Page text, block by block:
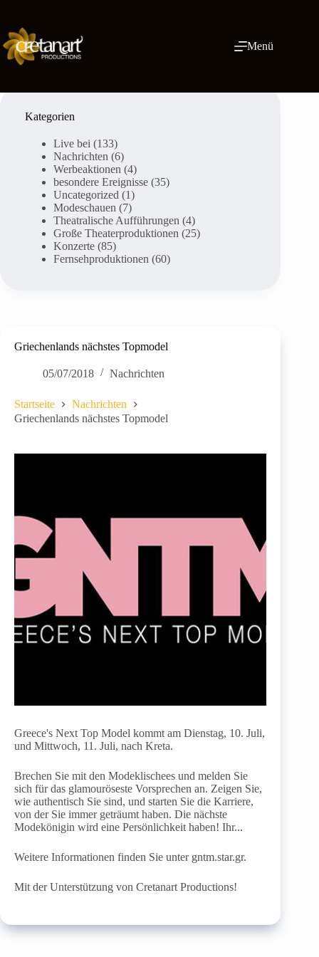
springen
Menü
Griechenlands nächstes Topmodel
05/07/2018 Nachrichten
Startseite
Nachrichten
Griechenlands nächstes Topmodel
Greece's Next Top Model kommt am Dienstag, 10. Juli,
und Mittwoch, 11. Juli, nach Kreta.
Brechen Sie mit den Modeklischees und melden Sie
sich für das glamouröseste Vorsprechen an. Zeigen Sie,
wie authentisch Sie sind, und starten Sie die Karriere,
von der Sie immer geträumt haben. Die nächste
Modekönigin wird eine Persönlichkeit haben! Ihr...
Weitere Informationen finden Sie unter gntm.star.gr.
Mit der Unterstützung von Cretanart Productions!
Kategorien
Live bei (133)
Nachrichten (6)
Werbeaktionen (4)
besondere Ereignisse (35)
Uncategorized (1)
Modeschauen (7)
Theatralische Aufführungen (4)
Große Theaterproduktionen (25)
Konzerte (85)
Fernsehproduktionen (60)